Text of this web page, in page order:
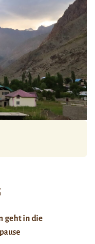
geht in die